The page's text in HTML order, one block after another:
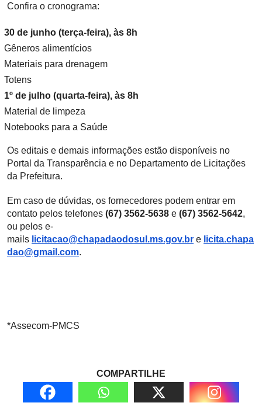
Confira o cronograma:
30 de junho (terça-feira), às 8h
Gêneros alimentícios
Materiais para drenagem
Totens
1º de julho (quarta-feira), às 8h
Material de limpeza
Notebooks para a Saúde
Os editais e demais informações estão disponíveis no
Portal da Transparência e no Departamento de Licitações
da Prefeitura.
Em caso de dúvidas, os fornecedores podem entrar em
contato pelos telefones (67) 3562-5638 e (67) 3562-5642,
ou pelos e-
mails licitacao@chapadaodosul.ms.gov.br e licita.chapa
dao@gmail.com.
*Assecom-PMCS
COMPARTILHE